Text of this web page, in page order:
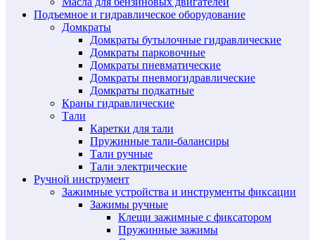
Подъемное и гидравлическое оборудование
Домкраты
Домкраты бутылочные гидравлические
Домкраты парковочные
Домкраты пневматические
Домкраты пневмогидравлические
Домкраты подкатные
Краны гидравлические
Тали
Каретки для тали
Пружинные тали-балансиры
Тали ручные
Тали электрические
Ручной инструмент
Зажимные устройства и инструменты фиксации
Зажимы ручные
Клещи зажимные с фиксатором
Пружинные зажимы